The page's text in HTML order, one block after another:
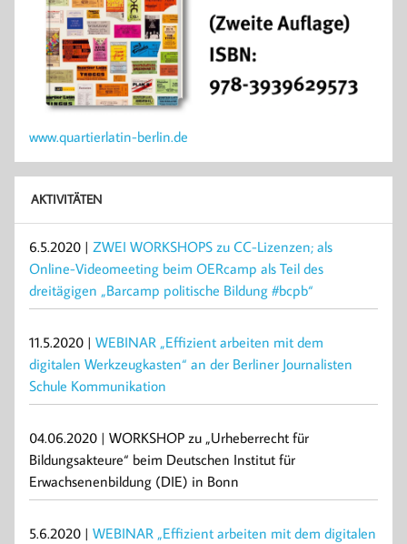
www.quartierlatin-berlin.de
AKTIVITÄTEN
6.5.2020 | ZWEI WORKSHOPS zu CC-Lizenzen; als
Online-Videomeeting beim OERcamp als Teil des
dreitägigen „Barcamp politische Bildung #bcpb“
11.5.2020 | WEBINAR „Effizient arbeiten mit dem
digitalen Werkzeugkasten“ an der Berliner Journalisten
Schule Kommunikation
04.06.2020 | WORKSHOP zu „Urheberrecht für
Bildungsakteure“ beim Deutschen Institut für
Erwachsenenbildung (DIE) in Bonn
5.6.2020 | WEBINAR „Effizient arbeiten mit dem digitalen